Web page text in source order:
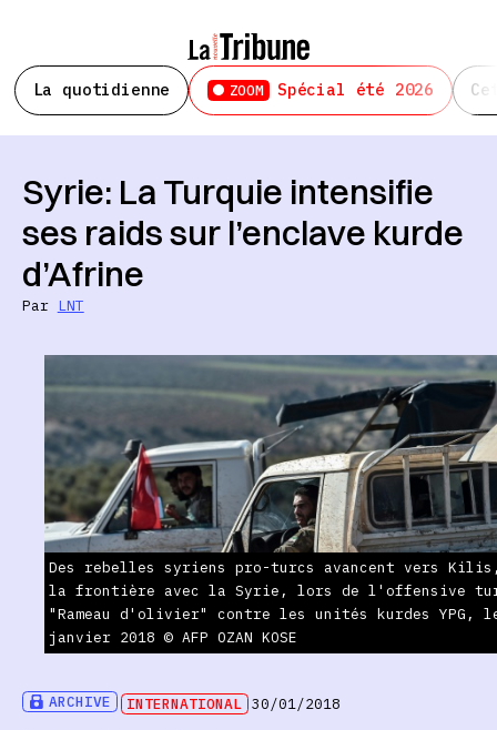
La quotidienne ZOOM Spécial été 2026
ARCHIVE INTERNATIONAL 30/01/2018
Syrie: La Turquie intensifie
ses raids sur l’enclave kurde
d’Afrine
Par LNT
Des rebelles syriens pro-turcs avancent vers
la frontière avec la Syrie, lors de l'offensive
"Rameau d'olivier" contre les unités kurdes YPG,
janvier 2018 © AFP OZAN KOSE